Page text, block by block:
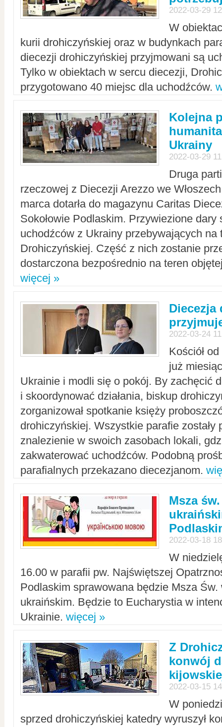
2022-03-29
W
kurii drohiczyńskiej oraz w budynkach
diecezji drohiczyńskiej przyjmowani są
Tylko w obiektach w sercu diecezji,
przygotowano 40 miejsc dla uchodźców.
Kolejna
Ukrainy
2022-03-29
Druga
rzeczowej z Diecezji Arezzo we
marca dotarła do magazynu Caritas
Sokołowie Podlaskim. Przywiezione dary
uchodźców z Ukrainy przebywających na
Drohiczyńskiej. Część z nich zostanie
dostarczona bezpośrednio na teren
więcej »
Diecezja
2022-03-24
Kościół
już
Ukrainie i modli się o pokój. By zachęcić
i skoordynować działania, biskup
zorganizował spotkanie księży
drohiczyńskiej. Wszystkie parafie zostały
znalezienie w swoich zasobach lokali,
zakwaterować uchodźców. Podobną
parafialnych przekazano diecezjanom.
Msza
2022-03-18
W
16.00 w parafii pw. Najświętszej
Podlaskim sprawowana będzie Msza Św.
ukraińskim. Będzie to Eucharystia w
Ukrainie. więcej »
Z
konwój
2022-03-15
W
sprzed drohiczyńskiej katedry wyruszył